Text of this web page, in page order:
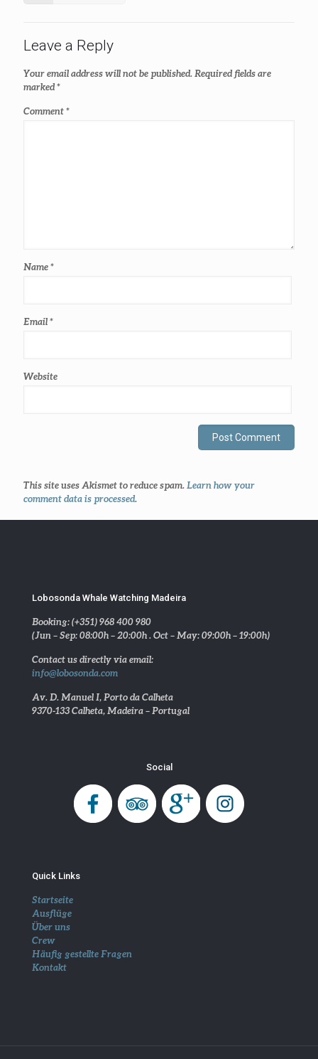
Leave a Reply
Your email address will not be published. Required fields are
marked*
Comment*
Name*
Email*
Website
This site uses Akismet to reduce spam. Learn how your
comment data is processed.
Lobosonda Whale Watching Madeira
Booking: (+351) 968 400 980
(Jun – Sep: 08:00h – 20:00h . Oct – May: 09:00h – 19:00h)
Contact us directly via email:
info@lobosonda.com
Av. D. Manuel I, Porto da Calheta
9370-133 Calheta, Madeira – Portugal
Social
Quick Links
Startseite
Ausflüge
Über uns
Crew
Häufig gestellte Fragen
Kontakt